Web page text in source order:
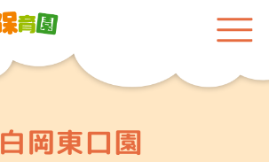
白岡東口園